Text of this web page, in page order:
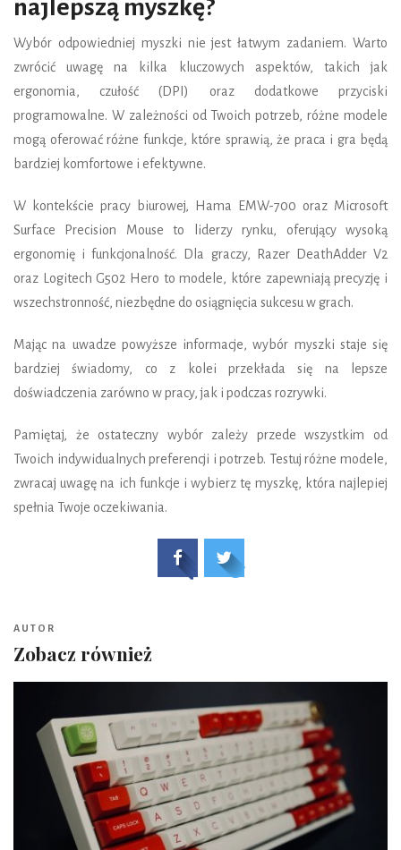
najlepszą myszkę?
Wybór odpowiedniej myszki nie jest łatwym zadaniem. Warto
zwrócić uwagę na kilka kluczowych aspektów, takich jak
ergonomia, czułość (DPI) oraz dodatkowe przyciski
programowalne. W zależności od Twoich potrzeb, różne modele
mogą oferować różne funkcje, które sprawią, że praca i gra będą
bardziej komfortowe i efektywne.
W kontekście pracy biurowej, Hama EMW-700 oraz Microsoft
Surface Precision Mouse to liderzy rynku, oferujący wysoką
ergonomię i funkcjonalność. Dla graczy, Razer DeathAdder V2
oraz Logitech G502 Hero to modele, które zapewniają precyzję i
wszechstronność, niezbędne do osiągnięcia sukcesu w grach.
Mając na uwadze powyższe informacje, wybór myszki staje się
bardziej świadomy, co z kolei przekłada się na lepsze
doświadczenia zarówno w pracy, jak i podczas rozrywki.
Pamiętaj, że ostateczny wybór zależy przede wszystkim od
Twoich indywidualnych preferencji i potrzeb. Testuj różne modele,
zwracaj uwagę na ich funkcje i wybierz tę myszkę, która najlepiej
spełnia Twoje oczekiwania.
AUTOR
Zobacz również